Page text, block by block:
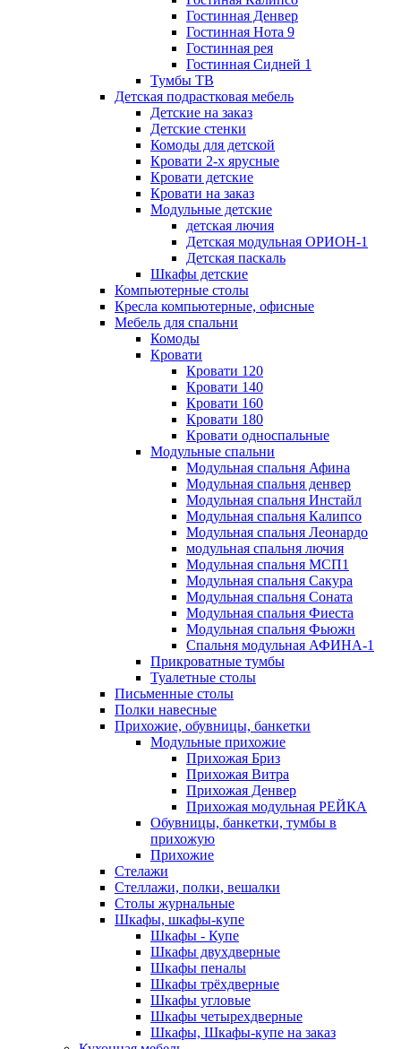
Гостинная Денвер
Гостинная Нота 9
Гостинная рея
Гостинная Сидней 1
Тумбы ТВ
Детская подрастковая мебель
Детские на заказ
Детские стенки
Комоды для детской
Кровати 2-х ярусные
Кровати детские
Кровати на заказ
Модульные детские
детская лючия
Детская модульная ОРИОН-1
Детская паскаль
Шкафы детские
Компьютерные столы
Кресла компьютерные, офисные
Мебель для спальни
Комоды
Кровати
Кровати 120
Кровати 140
Кровати 160
Кровати 180
Кровати односпальные
Модульные спальни
Модульная спальня Афина
Модульная спальня денвер
Модульная спальня Инстайл
Модульная спальня Калипсо
Модульная спальня Леонардо
модульная спальня лючия
Модульная спальня МСП1
Модульная спальня Сакура
Модульная спальня Соната
Модульная спальня Фиеста
Модульная спальня Фьюжн
Спальня модульная АФИНА-1
Прикроватные тумбы
Туалетные столы
Письменные столы
Полки навесные
Прихожие, обувницы, банкетки
Модульные прихожие
Прихожая Бриз
Прихожая Витра
Прихожая Денвер
Прихожая модульная РЕЙКА
Обувницы, банкетки, тумбы в
прихожую
Прихожие
Стелажи
Стеллажи, полки, вешалки
Столы журнальные
Шкафы, шкафы-купе
Шкафы - Купе
Шкафы двухдверные
Шкафы пеналы
Шкафы трёхдверные
Шкафы угловые
Шкафы четырехдверные
Шкафы, Шкафы-купе на заказ